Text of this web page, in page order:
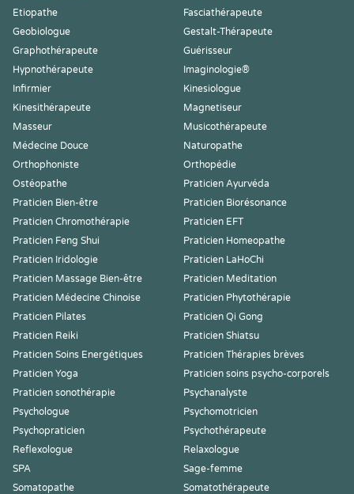
Etiopathe
Fasciathérapeute
Geobiologue
Gestalt-Thérapeute
Graphothérapeute
Guérisseur
Hypnothérapeute
Imaginologie®
Infirmier
Kinesiologue
Kinesithérapeute
Magnetiseur
Masseur
Musicothérapeute
Médecine Douce
Naturopathe
Orthophoniste
Orthopédie
Ostéopathe
Praticien Ayurvéda
Praticien Bien-être
Praticien Biorésonance
Praticien Chromothérapie
Praticien EFT
Praticien Feng Shui
Praticien Homeopathe
Praticien Iridologie
Praticien LaHoChi
Praticien Massage Bien-être
Praticien Meditation
Praticien Médecine Chinoise
Praticien Phytothérapie
Praticien Pilates
Praticien Qi Gong
Praticien Reiki
Praticien Shiatsu
Praticien Soins Energétiques
Praticien Thérapies brèves
Praticien Yoga
Praticien soins psycho-corporels
Praticien sonothérapie
Psychanalyste
Psychologue
Psychomotricien
Psychopraticien
Psychothérapeute
Reflexologue
Relaxologue
SPA
Sage-femme
Somatopathe
Somatothérapeute